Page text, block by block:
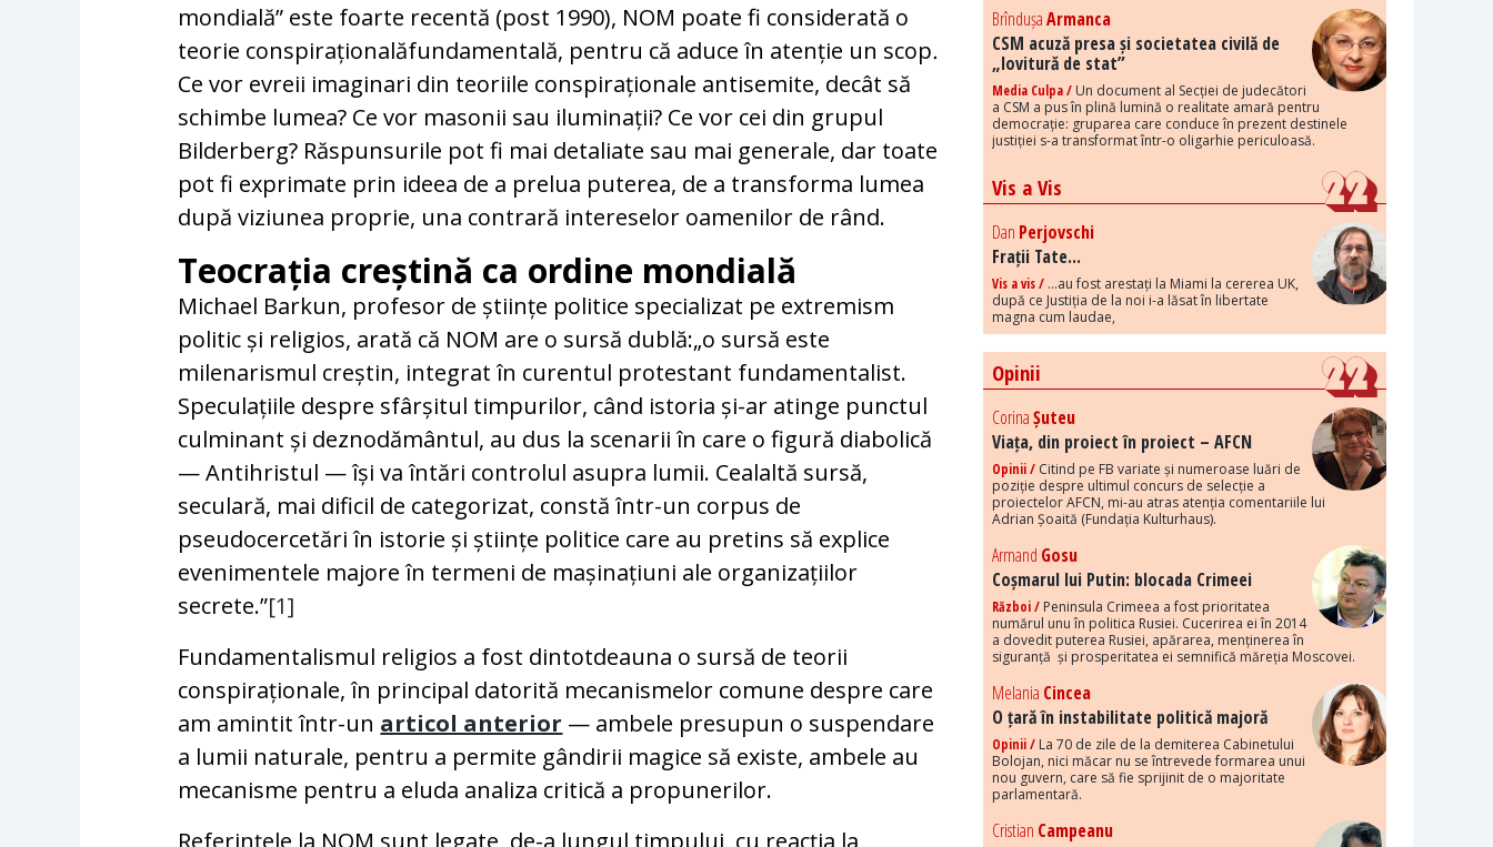
mondială” este foarte recentă (post 1990), NOM poate fi considerată o
teorie conspiraționalăfundamentală, pentru că aduce în atenție un scop.
Ce vor evreii imaginari din teoriile conspiraționale antisemite, decât să
schimbe lumea? Ce vor masonii sau iluminații? Ce vor cei din grupul
Bilderberg? Răspunsurile pot fi mai detaliate sau mai generale, dar toate
pot fi exprimate prin ideea de a prelua puterea, de a transforma lumea
după viziunea proprie, una contrară intereselor oamenilor de rând.
Teocrația creștină ca ordine mondială
Michael Barkun, profesor de științe politice specializat pe extremism
politic și religios, arată că NOM are o sursă dublă:„o sursă este
milenarismul creștin, integrat în curentul protestant fundamentalist.
Speculațiile despre sfârșitul timpurilor, când istoria și-ar atinge punctul
culminant și deznodământul, au dus la scenarii în care o figură diabolică
— Antihristul — își va întări controlul asupra lumii. Cealaltă sursă,
seculară, mai dificil de categorizat, constă într-un corpus de
pseudocercetări în istorie și științe politice care au pretins să explice
evenimentele majore în termeni de mașinațiuni ale organizațiilor
secrete.”[1]
Fundamentalismul religios a fost dintotdeauna o sursă de teorii
conspiraționale, în principal datorită mecanismelor comune despre care
am amintit într-un articol anterior — ambele presupun o suspendare
a lumii naturale, pentru a permite gândirii magice să existe, ambele au
mecanisme pentru a eluda analiza critică a propunerilor.
Referințele la NOM sunt legate, de-a lungul timpului, cu reacția la
BrîndușaArmanca
CSM acuză presa și societatea civilă de
„lovitură de stat”
Media Culpa / Un document al Secției de judecători
a CSM a pus în plină lumină o realitate amară pentru
democrație: gruparea care conduce în prezent destinele
justiției s-a transformat într-o oligarhie periculoasă.
Vis a Vis
Dan Perjovschi
Frații Tate...
Vis a vis / ...au fost arestați la Miami la cererea UK,
după ce Justiția de la noi i-a lăsat în libertate
magna cum laudae,
Opinii
CorinaȘuteu
Viața, din proiect în proiect – AFCN
Opinii / Citind pe FB variate și numeroase luări de
poziție despre ultimul concurs de selecție a
proiectelor AFCN, mi-au atras atenția comentariile lui
Adrian Șoaită (Fundația Kulturhaus).
Armand Gosu
Coșmarul lui Putin: blocada Crimeei
Război / Peninsula Crimeea a fost prioritatea
numărul unu în politica Rusiei. Cucerirea ei în 2014
a dovedit puterea Rusiei, apărarea, menținerea în
siguranță și prosperitatea ei semnifică măreția Moscovei.
Melania Cincea
O țară în instabilitate politică majoră
Opinii / La 70 de zile de la demiterea Cabinetului
Bolojan, nici măcar nu se întrevede formarea unui
nou guvern, care să fie sprijinit de o majoritate
parlamentară.
Cristian Campeanu